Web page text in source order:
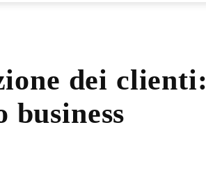
dei clienti: